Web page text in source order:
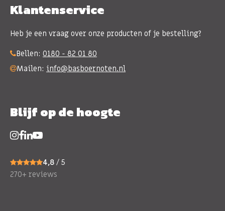
Klantenservice
Heb je een vraag over onze producten of je bestelling?
Bellen: 0180 - 82 01 80
Mailen: info@basboernoten.nl
Blijf op de hoogte
4,8 / 5
270+ reviews